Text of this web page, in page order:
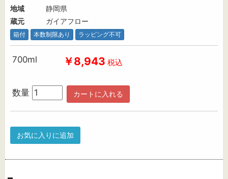
地域
静岡県
蔵元
ガイアフロー
箱付 本数制限あり ラッピング不可
700ml ￥8,943 税込
数量 カートに入れる
お気に入りに追加